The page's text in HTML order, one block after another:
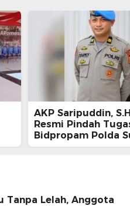
AKP Saripuddin,
Resmi Pindah
Bidpropam Polda
Tanpa Lelah, Anggota